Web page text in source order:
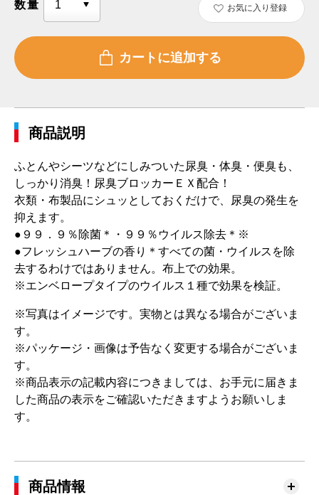
数量 お気に入り登録
商品説明
ふとんやシーツなどにしみついた尿臭・体臭・便臭も、
しっかり消臭！尿臭ブロッカーＥＸ配合！
衣類・布製品にシュッとしておくだけで、尿臭の発生を
抑えます。
●９９．９％除菌＊・９９％ウイルス除去＊※
●フレッシュハーブの香り＊すべての菌・ウイルスを除
去するわけではありません。布上での効果。
※エンベロープタイプのウイルス１種で効果を検証。
※写真はイメージです。実物とは異なる場合がございま
す。
※パッケージ・画像は予告なく変更する場合がございま
す。
※商品表示の記載内容につきましては、お手元に届きま
した商品の表示をご確認いただきますようお願いしま
す。
商品情報